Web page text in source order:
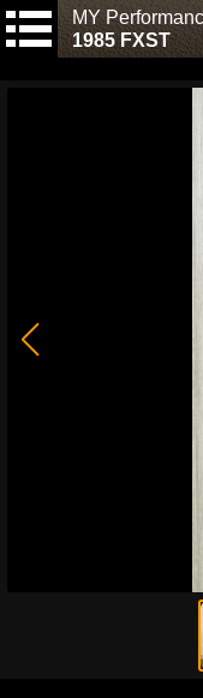
MY
1985 FXST